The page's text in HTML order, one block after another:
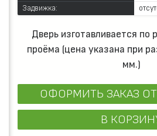
Задвижка:
Дверь изготавливается по
проёма (цена указана при
мм.)
ОФОРМИТЬ ЗАКАЗ
В